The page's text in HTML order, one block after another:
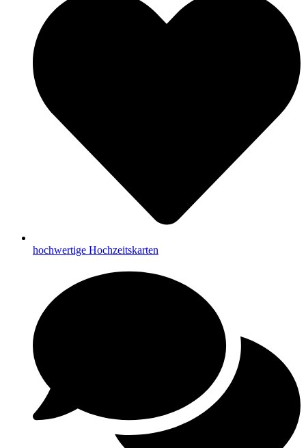
hochwertige Hochzeitskarten